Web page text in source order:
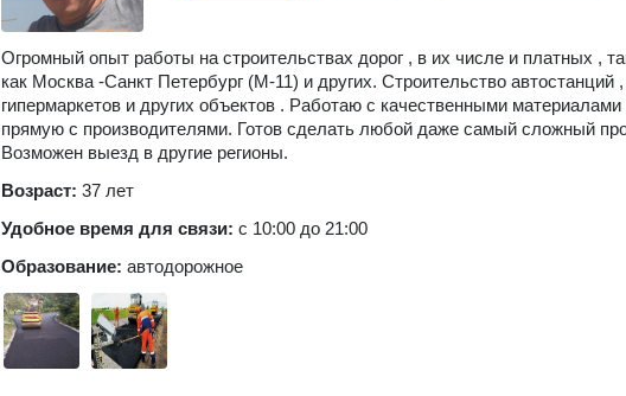
Огромный опыт работы на строительствах дорог , в их числе и платных ,
как Москва -Санкт Петербург (М-11) и других. Строительство автостанций ,
гипермаркетов и других объектов . Работаю с качественными материалами
прямую с производителями. Готов сделать любой даже самый сложный
Возможен выезд в другие регионы.
Возраст: 37 лет
Удобное время для связи: с 10:00 до 21:00
Образование: автодорожное